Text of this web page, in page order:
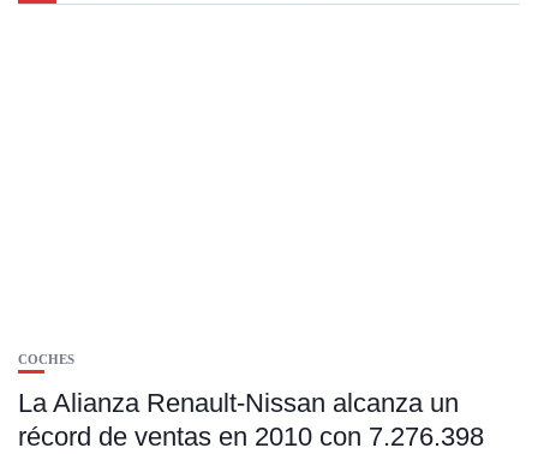
COCHES
La Alianza Renault-Nissan alcanza un
récord de ventas en 2010 con 7.276.398